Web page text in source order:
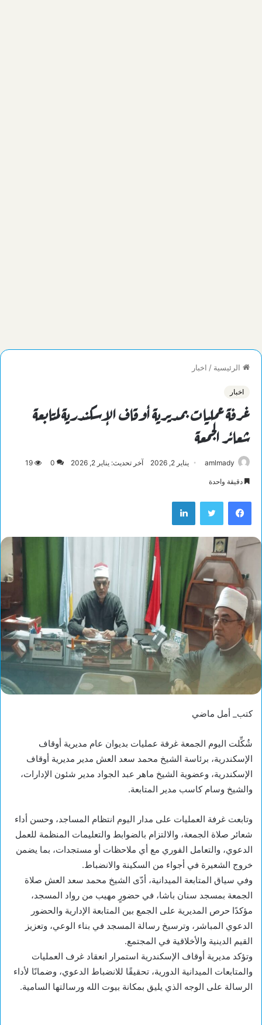
الرئيسية / اخبار
اخبار
غرفة عمليات بمديرية أوقاف الإسكندرية لمتابعة
شعائر الجمعة
amlmady يناير 2, 2026 آخر تحديث: يناير 2, 2026 0
19
دقيقة واحدة
فيسبوك تويتر لينكدإن
كتب_ أمل ماضي
شُكِّلت اليوم الجمعة غرفة عمليات بديوان عام مديرية أوقاف
الإسكندرية، برئاسة الشيخ محمد سعد العش مدير مديرية أوقاف
الإسكندرية، وعضوية الشيخ ماهر عبد الجواد مدير شئون الإدارات،
والشيخ وسام كاسب مدير المتابعة.
وتابعت غرفة العمليات على مدار اليوم انتظام المساجد، وحسن أداء
شعائر صلاة الجمعة، والالتزام بالضوابط والتعليمات المنظمة للعمل
الدعوي، والتعامل الفوري مع أي ملاحظات أو مستجدات، بما يضمن
خروج الشعيرة في أجواء من السكينة والانضباط.
وفي سياق المتابعة الميدانية، أدّى الشيخ محمد سعد العش صلاة
الجمعة بمسجد سنان باشا، في حضورٍ مهيب من رواد المسجد،
مؤكدًا حرص المديرية على الجمع بين المتابعة الإدارية والحضور
الدعوي المباشر، وترسيخ رسالة المسجد في بناء الوعي، وتعزيز
القيم الدينية والأخلاقية في المجتمع.
وتؤكد مديرية أوقاف الإسكندرية استمرار انعقاد غرف العمليات
والمتابعات الميدانية الدورية، تحقيقًا للانضباط الدعوي، وضمانًا لأداء
الرسالة على الوجه الذي يليق بمكانة بيوت الله ورسالتها السامية.